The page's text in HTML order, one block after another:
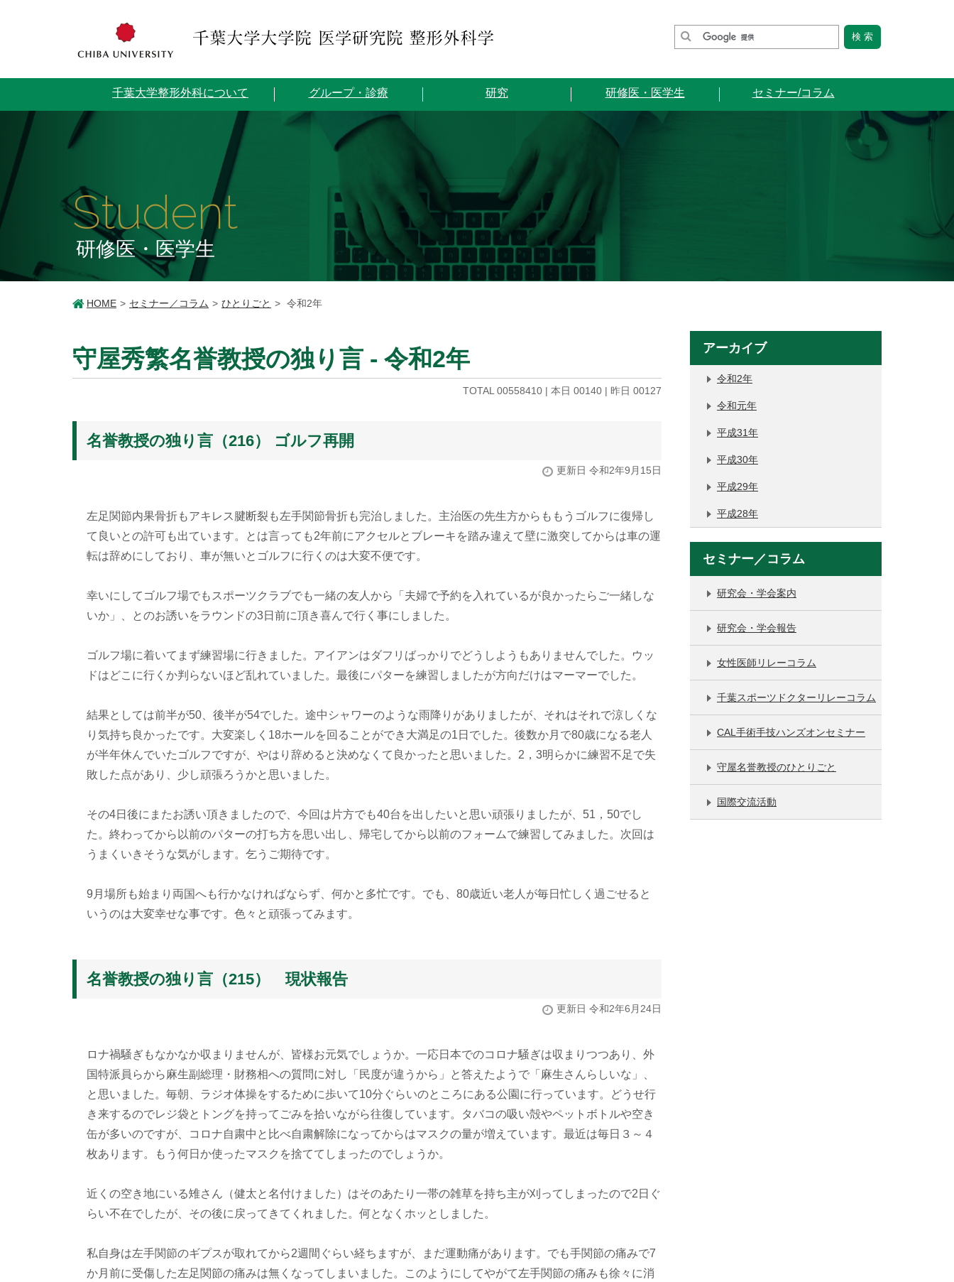
千葉大学整形外科について グループ・診療 研究 研修医・医学生 セミナー/コラム
Student
研修医・医学生
HOME セミナー／コラム ひとりごと 令和2年
守屋秀繁名誉教授の独り言 - 令和2年
TOTAL 00558410 | 本日 00140 | 昨日 00127
名誉教授の独り言（216） ゴルフ再開
更新日 令和2年9月15日
左足関節内果骨折もアキレス腱断裂も左手関節骨折も完治しました。主治医の先生方からももうゴルフに復帰し
て良いとの許可も出ています。とは言っても2年前にアクセルとブレーキを踏み違えて壁に激突してからは車の運
転は辞めにしており、車が無いとゴルフに行くのは大変不便です。
幸いにしてゴルフ場でもスポーツクラブでも一緒の友人から「夫婦で予約を入れているが良かったらご一緒しな
いか」、とのお誘いをラウンドの3日前に頂き喜んで行く事にしました。
ゴルフ場に着いてまず練習場に行きました。アイアンはダフリばっかりでどうしようもありませんでした。ウッ
ドはどこに行くか判らないほど乱れていました。最後にパターを練習しましたが方向だけはマーマーでした。
結果としては前半が50、後半が54でした。途中シャワーのような雨降りがありましたが、それはそれで涼しくな
り気持ち良かったです。大変楽しく18ホールを回ることができ大満足の1日でした。後数か月で80歳になる老人
が半年休んでいたゴルフですが、やはり辞めると決めなくて良かったと思いました。2，3明らかに練習不足で失
敗した点があり、少し頑張ろうかと思いました。
その4日後にまたお誘い頂きましたので、今回は片方でも40台を出したいと思い頑張りましたが、51，50でし
た。終わってから以前のパターの打ち方を思い出し、帰宅してから以前のフォームで練習してみました。次回は
うまくいきそうな気がします。乞うご期待です。
9月場所も始まり両国へも行かなければならず、何かと多忙です。でも、80歳近い老人が毎日忙しく過ごせると
いうのは大変幸せな事です。色々と頑張ってみます。
名誉教授の独り言（215） 現状報告
更新日 令和2年6月24日
ロナ禍騒ぎもなかなか収まりませんが、皆様お元気でしょうか。一応日本でのコロナ騒ぎは収まりつつあり、外
国特派員らから麻生副総理・財務相への質問に対し「民度が違うから」と答えたようで「麻生さんらしいな」、
と思いました。毎朝、ラジオ体操をするために歩いて10分ぐらいのところにある公園に行っています。どうせ行
き来するのでレジ袋とトングを持ってごみを拾いながら往復しています。タバコの吸い殻やペットボトルや空き
缶が多いのですが、コロナ自粛中と比べ自粛解除になってからはマスクの量が増えています。最近は毎日３～４
枚あります。もう何日か使ったマスクを捨ててしまったのでしょうか。
近くの空き地にいる雉さん（健太と名付けました）はそのあたり一帯の雑草を持ち主が刈ってしまったので2日ぐ
らい不在でしたが、その後に戻ってきてくれました。何となくホッとしました。
私自身は左手関節のギプスが取れてから2週間ぐらい経ちますが、まだ運動痛があります。でも手関節の痛みで7
か月前に受傷した左足関節の痛みは無くなってしまいました。このようにしてやがて左手関節の痛みも徐々に消
アーカイブ
令和2年
令和元年
平成31年
平成30年
平成29年
平成28年
セミナー／コラム
研究会・学会案内
研究会・学会報告
女性医師リレーコラム
千葉スポーツドクターリレーコラム
CAL手術手技ハンズオンセミナー
守屋名誉教授のひとりごと
国際交流活動